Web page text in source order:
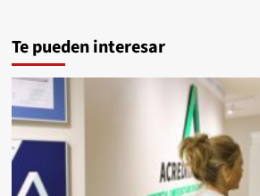
Te pueden interesar